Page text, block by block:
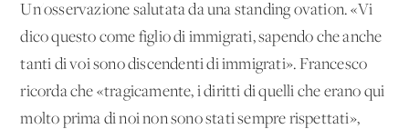
Un'osservazione salutata da una standing ovation. «Vi
dico questo come figlio di immigrati, sapendo che anche
tanti di voi sono discendenti di immigrati». Francesco
ricorda che «tragicamente, i diritti di quelli che erano qui
molto prima di noi non sono stati sempre rispettati»,